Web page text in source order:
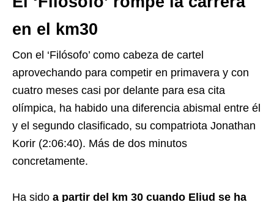
en el km30
Con el ‘Filósofo’ como cabeza de cartel
aprovechando para competir en primavera y con
cuatro meses casi por delante para esa cita
olímpica, ha habido una diferencia abismal entre él
y el segundo clasificado, su compatriota Jonathan
Korir (2:06:40). Más de dos minutos
concretamente.
Ha sido a partir del km 30 cuando Eliud se ha